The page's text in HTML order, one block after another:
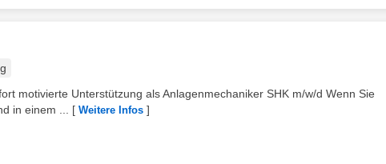
motivierte Unterstützung als Anlagenmechaniker SHK m/w/d Wenn Sie
in einem ...
[ Weitere Infos ]